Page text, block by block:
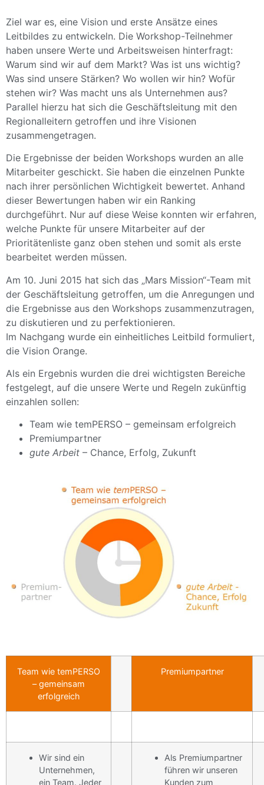
Ziel war es, eine Vision und erste Ansätze eines
Leitbildes zu entwickeln. Die Workshop-Teilnehmer
haben unsere Werte und Arbeitsweisen hinterfragt:
Warum sind wir auf dem Markt? Was ist uns wichtig?
Was sind unsere Stärken? Wo wollen wir hin? Wofür
stehen wir? Was macht uns als Unternehmen aus?
Parallel hierzu hat sich die Geschäftsleitung mit den
Regionalleitern getroffen und ihre Visionen
zusammengetragen.
Die Ergebnisse der beiden Workshops wurden an alle
Mitarbeiter geschickt. Sie haben die einzelnen Punkte
nach ihrer persönlichen Wichtigkeit bewertet. Anhand
dieser Bewertungen haben wir ein Ranking
durchgeführt. Nur auf diese Weise konnten wir erfahren,
welche Punkte für unsere Mitarbeiter auf der
Prioritätenliste ganz oben stehen und somit als erste
bearbeitet werden müssen.
Am 10. Juni 2015 hat sich das „Mars Mission“-Team mit
der Geschäftsleitung getroffen, um die Anregungen und
die Ergebnisse aus den Workshops zusammenzutragen,
zu diskutieren und zu perfektionieren.
Im Nachgang wurde ein einheitliches Leitbild formuliert,
die Vision Orange.
Als ein Ergebnis wurden die drei wichtigsten Bereiche
festgelegt, auf die unsere Werte und Regeln zukünftig
einzahlen sollen:
Team wie temPERSO – gemeinsam erfolgreich
Premiumpartner
gute Arbeit – Chance, Erfolg, Zukunft
Team wie temPERSO
– gemeinsam
erfolgreich
Premiumpartner
Wir sind ein
Unternehmen,
ein Team. Jeder
Als Premiumpartner
führen wir unseren
Kunden zum